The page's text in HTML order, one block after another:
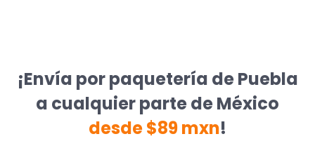
¡Envía por paquetería de Puebla
a cualquier parte de México
desde $89 mxn!